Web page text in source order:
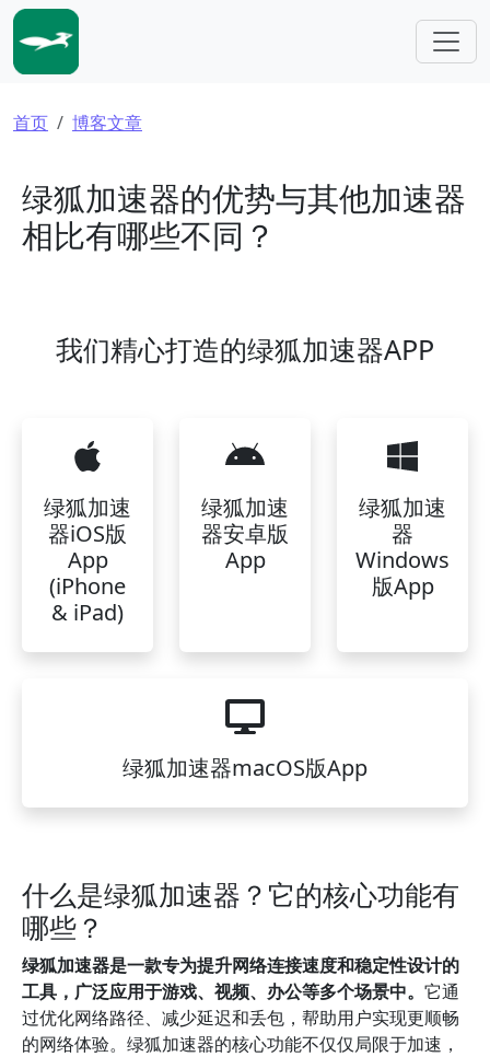
跳转到主要内容
面包屑
首页 博客文章
绿狐加速器的优势与其他加速器
相比有哪些不同？
我们精心打造的绿狐加速器APP
绿狐加速
器iOS版
App
(iPhone
& iPad)
绿狐加速
器安卓版
App
绿狐加速
器
Windows
版App
绿狐加速器macOS版App
什么是绿狐加速器？它的核心功能有
哪些？
绿狐加速器是一款专为提升网络连接速度和稳定性设计的
工具，广泛应用于游戏、视频、办公等多个场景中。 它通
过优化网络路径、减少延迟和丢包，帮助用户实现更顺畅
的网络体验。绿狐加速器的核心功能不仅仅局限于加速，